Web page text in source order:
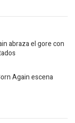
abraza el gore con
Again escena